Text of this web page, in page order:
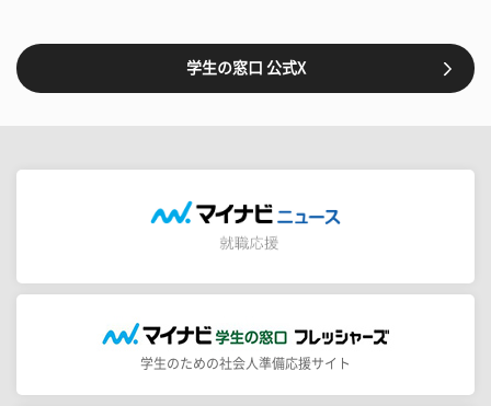
学生の窓口 公式X
学生のための社会人準備応援サイト